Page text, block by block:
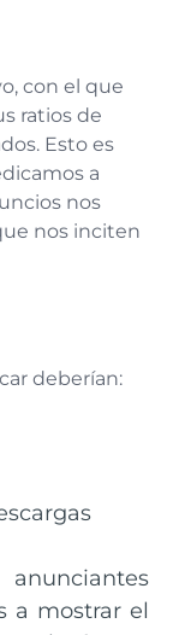
con el que
ratios de
Esto es
a
nos
nos inciten
deberían:
anunciantes
a mostrar el